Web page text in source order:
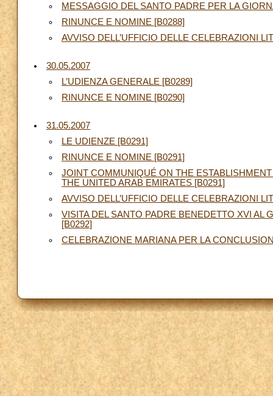
MESSAGGIO DEL SANTO PADRE PER LA
RINUNCE E NOMINE [B0288]
AVVISO DELL’UFFICIO DELLE CELEBRAZIONI
30.05.2007
L’UDIENZA GENERALE [B0289]
RINUNCE E NOMINE [B0290]
31.05.2007
LE UDIENZE [B0291]
RINUNCE E NOMINE [B0291]
JOINT COMMUNIQUÉ ON THE
THE UNITED ARAB EMIRATES [B0291]
AVVISO DELL’UFFICIO DELLE CELEBRAZIONI
VISITA DEL SANTO PADRE BENEDETTO XVI AL
[B0292]
CELEBRAZIONE MARIANA PER LA